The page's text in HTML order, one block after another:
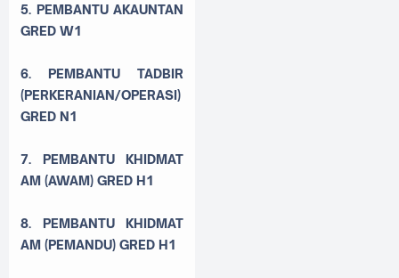
5. PEMBANTU AKAUNTAN
GRED W1
6. PEMBANTU TADBIR
(PERKERANIAN/OPERASI)
GRED N1
7. PEMBANTU KHIDMAT
AM (AWAM) GRED H1
8. PEMBANTU KHIDMAT
AM (PEMANDU) GRED H1